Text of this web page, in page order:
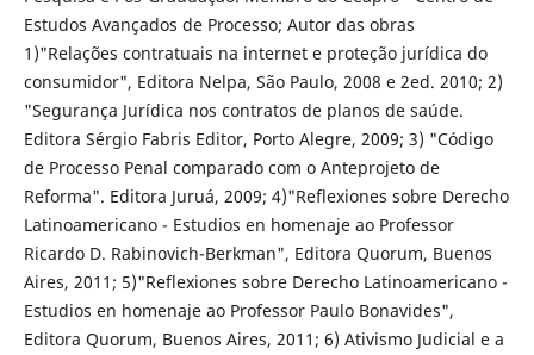
Estudos Avançados de Processo; Autor das obras
1)"Relações contratuais na internet e proteção jurídica do
consumidor", Editora Nelpa, São Paulo, 2008 e 2ed. 2010; 2)
"Segurança Jurídica nos contratos de planos de saúde.
Editora Sérgio Fabris Editor, Porto Alegre, 2009; 3) "Código
de Processo Penal comparado com o Anteprojeto de
Reforma". Editora Juruá, 2009; 4)"Reflexiones sobre Derecho
Latinoamericano - Estudios en homenaje ao Professor
Ricardo D. Rabinovich-Berkman", Editora Quorum, Buenos
Aires, 2011; 5)"Reflexiones sobre Derecho Latinoamericano -
Estudios en homenaje ao Professor Paulo Bonavides",
Editora Quorum, Buenos Aires, 2011; 6) Ativismo Judicial e a